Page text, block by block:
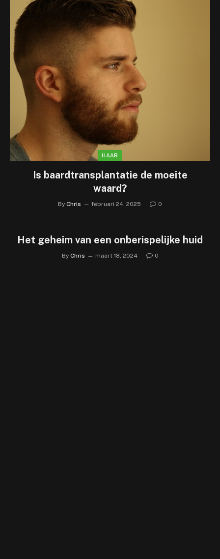
HAAR
Is baardtransplantatie de moeite
waard?
By Chris februari 24, 2025 0
Het geheim van een onberispelijke huid
By Chris maart 18, 2024 0